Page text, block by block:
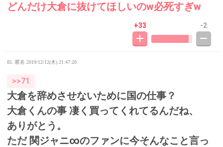
どんだけ大倉に抜けてほしいのw必死すぎw
+33 -2
85. 匿名 2019/12/12(木) 21:47:20
>>71
大倉を辞めさせないために国の仕事？
大倉くんの事 凄く買ってくれてるんだね、
ありがとう。
ただ 関ジャニ∞のファンに今そんなこと言っ